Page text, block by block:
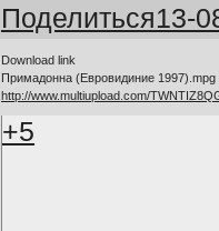
Поделиться13-
Download link
Примадонна (Евровидиние 1997).mpg
http://www.multiupload.com/
+5